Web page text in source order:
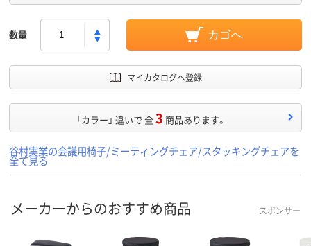
数量 カゴへ
マイカタログへ登録
「カラー」 違いで 全3 商品あります。
谷村実業の会議用椅子/ミーティングチェア/スタッキングチェアを
全て見る
メーカーからのおすすめ商品 スポンサー